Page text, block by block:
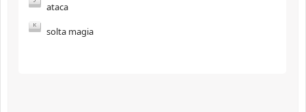
ataca
solta magia